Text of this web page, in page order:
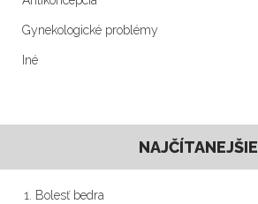
Gynekologické problémy
Iné
NAJČÍTANEJŠIE
Bolesť bedra